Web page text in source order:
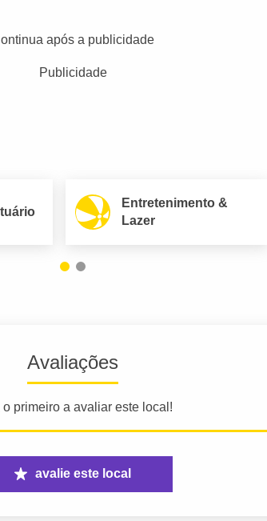
após a publicidade
Publicidade
Entretenimento &
Lazer
Avaliações
o primeiro a avaliar este local!
avalie este local